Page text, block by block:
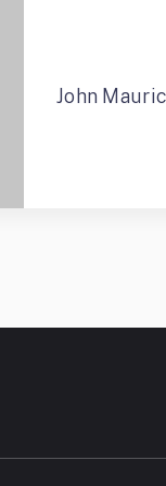
John